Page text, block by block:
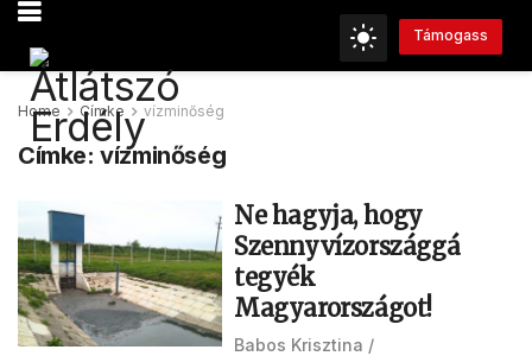
Támogass
Home Címke vízminőség
Címke:vízminőség
Ne hagyja, hogy
Szennyvízországgá
tegyék
Magyarországot!
Babos Krisztina